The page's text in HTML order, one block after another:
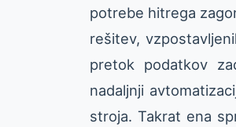
potrebe hitrega
rešitev,
pretok podatkov
nadaljnji
stroja. Takrat ena